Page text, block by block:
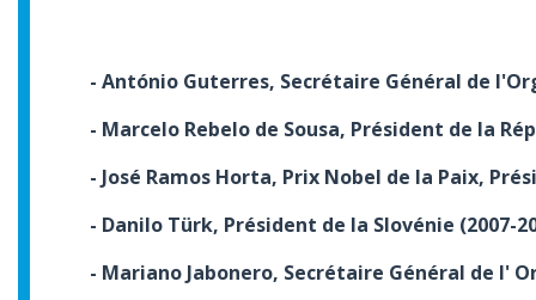
- António Guterres, Secrétaire Général de
- Marcelo Rebelo de Sousa, Président de la
- José Ramos Horta, Prix Nobel de la Paix,
- Danilo Türk, Président de la Slovénie (2007-
- Mariano Jabonero, Secrétaire Général de l'